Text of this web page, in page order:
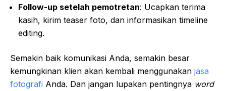
Follow-up setelah pemotretan: Ucapkan terima
kasih, kirim teaser foto, dan informasikan timeline
editing.
Semakin baik komunikasi Anda, semakin besar
kemungkinan klien akan kembali menggunakan jasa
fotografi Anda. Dan jangan lupakan pentingnya word